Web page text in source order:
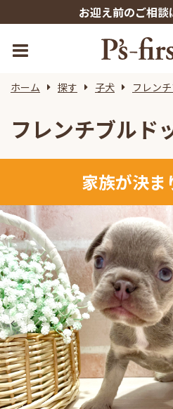
お迎え前のご相
ホーム 探す 子犬 フレン
フレンチブルド
家族が決ま